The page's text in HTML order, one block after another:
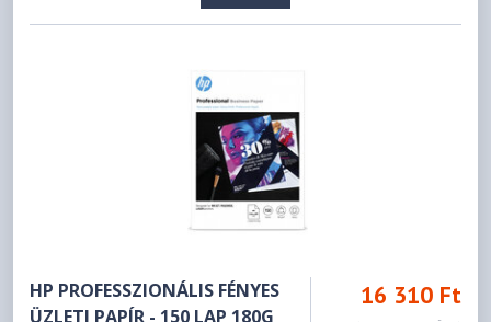
HP PROFESSZIONÁLIS FÉNYES
ÜZLETI PAPÍR - 150 LAP 180G
16 310 Ft